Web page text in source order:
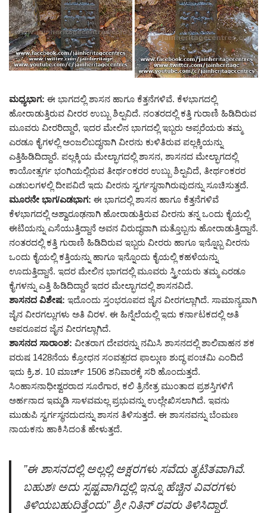
ಮಧ್ಯಭಾಗ: ಈ ಭಾಗದಲ್ಲಿ ಶಾಸನ ಹಾಗೂ ಕೆತ್ತನೆಗಳಿವೆ. ಕೆಳಭಾಗದಲ್ಲಿ
ಹೋರಾಡುತ್ತಿರುವ ವೀರರ ಉಬ್ಬು ಶಿಲ್ಪವಿದೆ. ನಂತರದಲ್ಲಿ ಕತ್ತಿ ಗುರಾಣಿ ಹಿಡಿದಿರುವ
ಮೂವರು ವೀರರಿದ್ದಾರೆ, ಇದರ ಮೇಲಿನ ಭಾಗದಲ್ಲಿ ಇಬ್ಬರು ಅಪ್ಸರೆಯರು ತಮ್ಮ
ಎರಡೂ ಕೈಗಳಲ್ಲಿ ಅಂಜಲಿಬದ್ಧನಾಗಿ ವೀರನು ಕುಳಿತಿರುವ ಪಲ್ಲಕ್ಕಿಯನ್ನು
ಎತ್ತಿಹಿಡಿದಿದ್ದಾರೆ. ಪಲ್ಲಕ್ಕಿಯ ಮೇಲ್ಭಾಗದಲ್ಲಿ ಶಾಸನ, ಶಾಸನದ ಮೇಲ್ಭಾಗದಲ್ಲಿ
ಕಾಯೋತ್ಸರ್ಗ ಭಂಗಿಯಲ್ಲಿರುವ ತೀರ್ಥಂಕರರ ಉಬ್ಬು ಶಿಲ್ಪವಿದೆ, ತೀರ್ಥಂಕರರ
ಎಡಬಲಗಳಲ್ಲಿ ದೀಪವಿದೆ ಇದು ವೀರನು ಸ್ವರ್ಗಸ್ಥನಾಗಿರುವುದನ್ನು ಸೂಚಿಸುತ್ತದೆ.
ಮೂರನೇ ಭಾಗ/ಎಡಭಾಗ: ಈ ಭಾಗದಲ್ಲಿ ಶಾಸನ ಹಾಗೂ ಕೆತ್ತನೆಗಳಿವೆ
ಕೆಳಭಾಗದಲ್ಲಿ ಅಶ್ವಾರೂಢನಾಗಿ ಹೋರಾಡುತ್ತಿರುವ ವೀರನು ತನ್ನ ಒಂದು ಕೈಯಲ್ಲಿ
ಈಟಿಯನ್ನು ಎಸೆಯುತ್ತಿದ್ದಾನೆ ಅವನ ವಿರುದ್ಧವಾಗಿ ಮತ್ತೊಬ್ಬನು ಹೋರಾಡುತ್ತಿದ್ದಾನೆ.
ನಂತರದಲ್ಲಿ ಕತ್ತಿ ಗುರಾಣಿ ಹಿಡಿದಿರುವ ಇಬ್ಬರು ವೀರರು ಹಾಗೂ ಇನ್ನೊಬ್ಬ ವೀರನು
ಒಂದು ಕೈಯಲ್ಲಿ ಕತ್ತಿಯನ್ನು ಹಾಗೂ ಇನ್ನೊಂದು ಕೈಯಲ್ಲಿ ಕಹಳೆಯನ್ನು
ಊದುತ್ತಿದ್ದಾನೆ. ಇದರ ಮೇಲಿನ ಭಾಗದಲ್ಲಿ ಮೂವರು ಸ್ತ್ರೀಯರು ತಮ್ಮ ಎರಡೂ
ಕೈಗಳನ್ನು ಎತ್ತಿ ಹಿಡಿದಿದ್ದಾರೆ ಇದರ ಮೇಲ್ಭಾಗದಲ್ಲಿ ಶಾಸನವಿದೆ.
ಶಾಸನದ ವಿಶೇಷ: ಇದೊಂದು ಸ್ತಂಭರೂಪದ ಜೈನ ವೀರಗಲ್ಲಾಗಿದೆ. ಸಾಮಾನ್ಯವಾಗಿ
ಜೈನ ವೀರಗಲ್ಲುಗಳು ಅತಿ ವಿರಳ. ಈ ಹಿನ್ನೆಲೆಯಲ್ಲಿ ಇದು ಕರ್ನಾಟಕದಲ್ಲಿ ಅತಿ
ಅಪರೂಪದ ಜೈನ ವೀರಗಲ್ಲಾಗಿದೆ.
ಶಾಸನದ ಸಾರಾಂಶ: ವೀತರಾಗ ದೇವರನ್ನು ನಮಿಸಿ ಶಾಸನದಲ್ಲಿ ಶಾಲಿವಾಹನ ಶಕ
ವರುಷ 1428ನೆಯ ಕ್ರೋಧನ ಸಂವತ್ಸರದ ಫಾಲ್ಗುಣ ಶುದ್ಧ ಪಂಚಮಿ ಎಂದಿದೆ
ಇದು ಕ್ರಿ.ಶ. 10 ಮಾರ್ಚ್ 1506 ಶನಿವಾರಕ್ಕೆ ಸರಿ ಹೊಂದುತ್ತದೆ.
ಸಿಂಹಾಸನಾಧೀಶ್ವರರಾದ ಸೂರೆಗಾರ, ಕಲಿ ತ್ರಿನೇತ್ರ ಮುಂತಾದ ಪ್ರಶಸ್ತಿಗಳಿಗೆ
ಅರ್ಹನಾದ ಇಮ್ಮಡಿ ಸಾಳವಮಲ್ಲ ಪ್ರಭುವನ್ನು ಉಲ್ಲೇಖಿಸಲಾಗಿದೆ. ಇವನು
ಮುಡುಪಿ ಸ್ವರ್ಗಸ್ಥನದುದನ್ನು ಶಾಸನ ತಿಳಿಸುತ್ತದೆ. ಈ ಶಾಸನವನ್ನು ಬೆಂಮಣ
ನಾಯಕನು ಹಾಕಿಸಿದಂತೆ ಹೇಳುತ್ತದೆ.
”ಈ ಶಾಸನದಲ್ಲಿ ಅಲ್ಲಲ್ಲಿ ಅಕ್ಷರಗಳು ಸವೆದು ತೃಟಿತವಾಗಿವೆ.
ಬಹುಶಃ ಅದು ಸ್ಪಷ್ಟವಾಗಿದ್ದಲ್ಲಿ ಇನ್ನೂ ಹೆಚ್ಚಿನ ವಿವರಗಳು
ತಿಳಿಯಬಹುದಿತ್ತೆಂದು” ಶ್ರೀ ನಿತಿನ್ ರವರು ತಿಳಿಸಿದ್ದಾರೆ.